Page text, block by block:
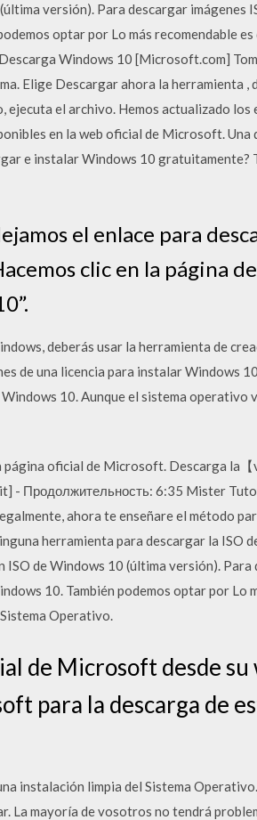
versión). Para descargar imágenes
optar por Lo más recomendable
Windows 10 [Microsoft.com]
Elige Descargar ahora la herramienta ,
el archivo. Hemos actualizado los
en la web oficial de Microsoft. Una
e instalar Windows 10 gratuitamente?
el enlace para
clic en la página
deberás usar la herramienta de
de una licencia para instalar Windows
10. Aunque el sistema operativo
oficial de Microsoft. Descarga la
- Продолжительность: 6:35 Mister
ahora te enseñare el método
herramienta para descargar la ISO
de Windows 10 (última versión). Para
10. También podemos optar por Lo
Operativo.
de Microsoft desde su
para la descarga de
instalación limpia del Sistema
La mayoría de vosotros no tendrá